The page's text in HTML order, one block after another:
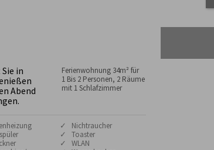
in
Abend
Ferienwohnung 34m² für
1 Bis 2 Personen, 2 Räume
mit 1 Schlafzimmer
✓ Nichtraucher
✓ Toaster
✓ WLAN